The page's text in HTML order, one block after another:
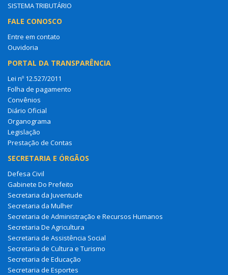
SISTEMA TRIBUTÁRIO
FALE CONOSCO
Entre em contato
Ouvidoria
PORTAL DA TRANSPARÊNCIA
Lei nº 12.527/2011
Folha de pagamento
Convênios
Diário Oficial
Organograma
Legislação
Prestação de Contas
SECRETARIA E ÓRGÃOS
Defesa Civil
Gabinete Do Prefeito
Secretaria da Juventude
Secretaria da Mulher
Secretaria de Administração e Recursos Humanos
Secretaria De Agricultura
Secretaria de Assistência Social
Secretaria de Cultura e Turismo
Secretaria de Educação
Secretaria de Esportes